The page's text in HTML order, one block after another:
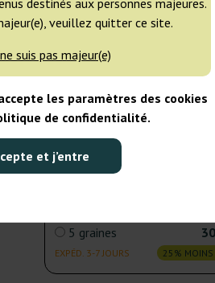
destinés aux personnes majeures.
veuillez quitter ce site.
suis pas majeur(e)
les paramètres des cookies
de confidentialité.
et j’entre
EXPÉD.
25%
3 graines
EXPÉD.
AUJOURD’HUI
25%
5 graines
EXPÉD. 3-7 JOURS 25% MOINS